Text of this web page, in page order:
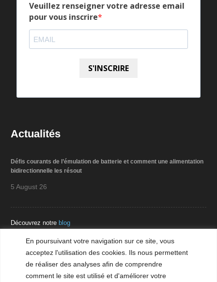
En poursuivant votre navigation sur ce site, vous
acceptez l'utilisation des cookies. Ils nous permettent
de réaliser des analyses afin de comprendre
comment le site est utilisé et d'améliorer votre
Veuillez renseigner votre adresse email
pour vous inscrire
S'INSCRIRE
Actualités
Défis courants de l’émulation de batterie et comment une alimentation
bidirectionnelle les résout
5 August 26
Découvrez notre blog
Téléchargement